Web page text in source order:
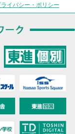
ライバシー・ポリシー